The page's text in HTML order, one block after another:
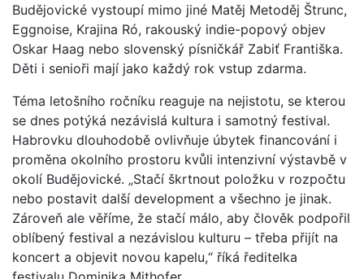
Budějovické vystoupí mimo jiné Matěj Metoděj Štrunc,
Eggnoise, Krajina Ró, rakouský indie-popový objev
Oskar Haag nebo slovenský písničkář Zabiť Františka.
Děti i senioři mají jako každý rok vstup zdarma.
Téma letošního ročníku reaguje na nejistotu, se kterou
se dnes potýká nezávislá kultura i samotný festival.
Habrovku dlouhodobě ovlivňuje úbytek financování i
proměna okolního prostoru kvůli intenzivní výstavbě v
okolí Budějovické. „Stačí škrtnout položku v rozpočtu
nebo postavit další development a všechno je jinak.
Zároveň ale věříme, že stačí málo, aby člověk podpořil
oblíbený festival a nezávislou kulturu – třeba přijít na
koncert a objevit novou kapelu,“ říká ředitelka